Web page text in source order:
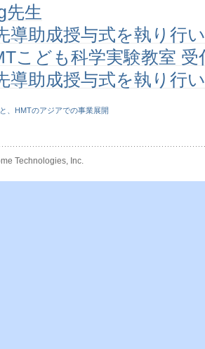
先生
導助成授与式を執り行
こども科学実験教室 受
導助成授与式を執り行
、HMTのアジアでの事業展開
Technologies, Inc.